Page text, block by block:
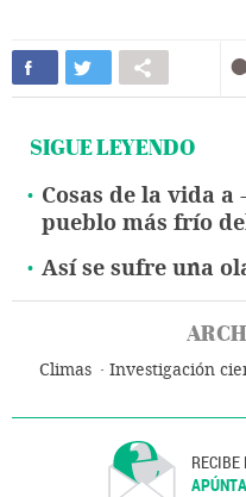
SIGUE LEYENDO
Cosas de la vida a
pueblo más frío
Así se sufre una
Climas Investigación